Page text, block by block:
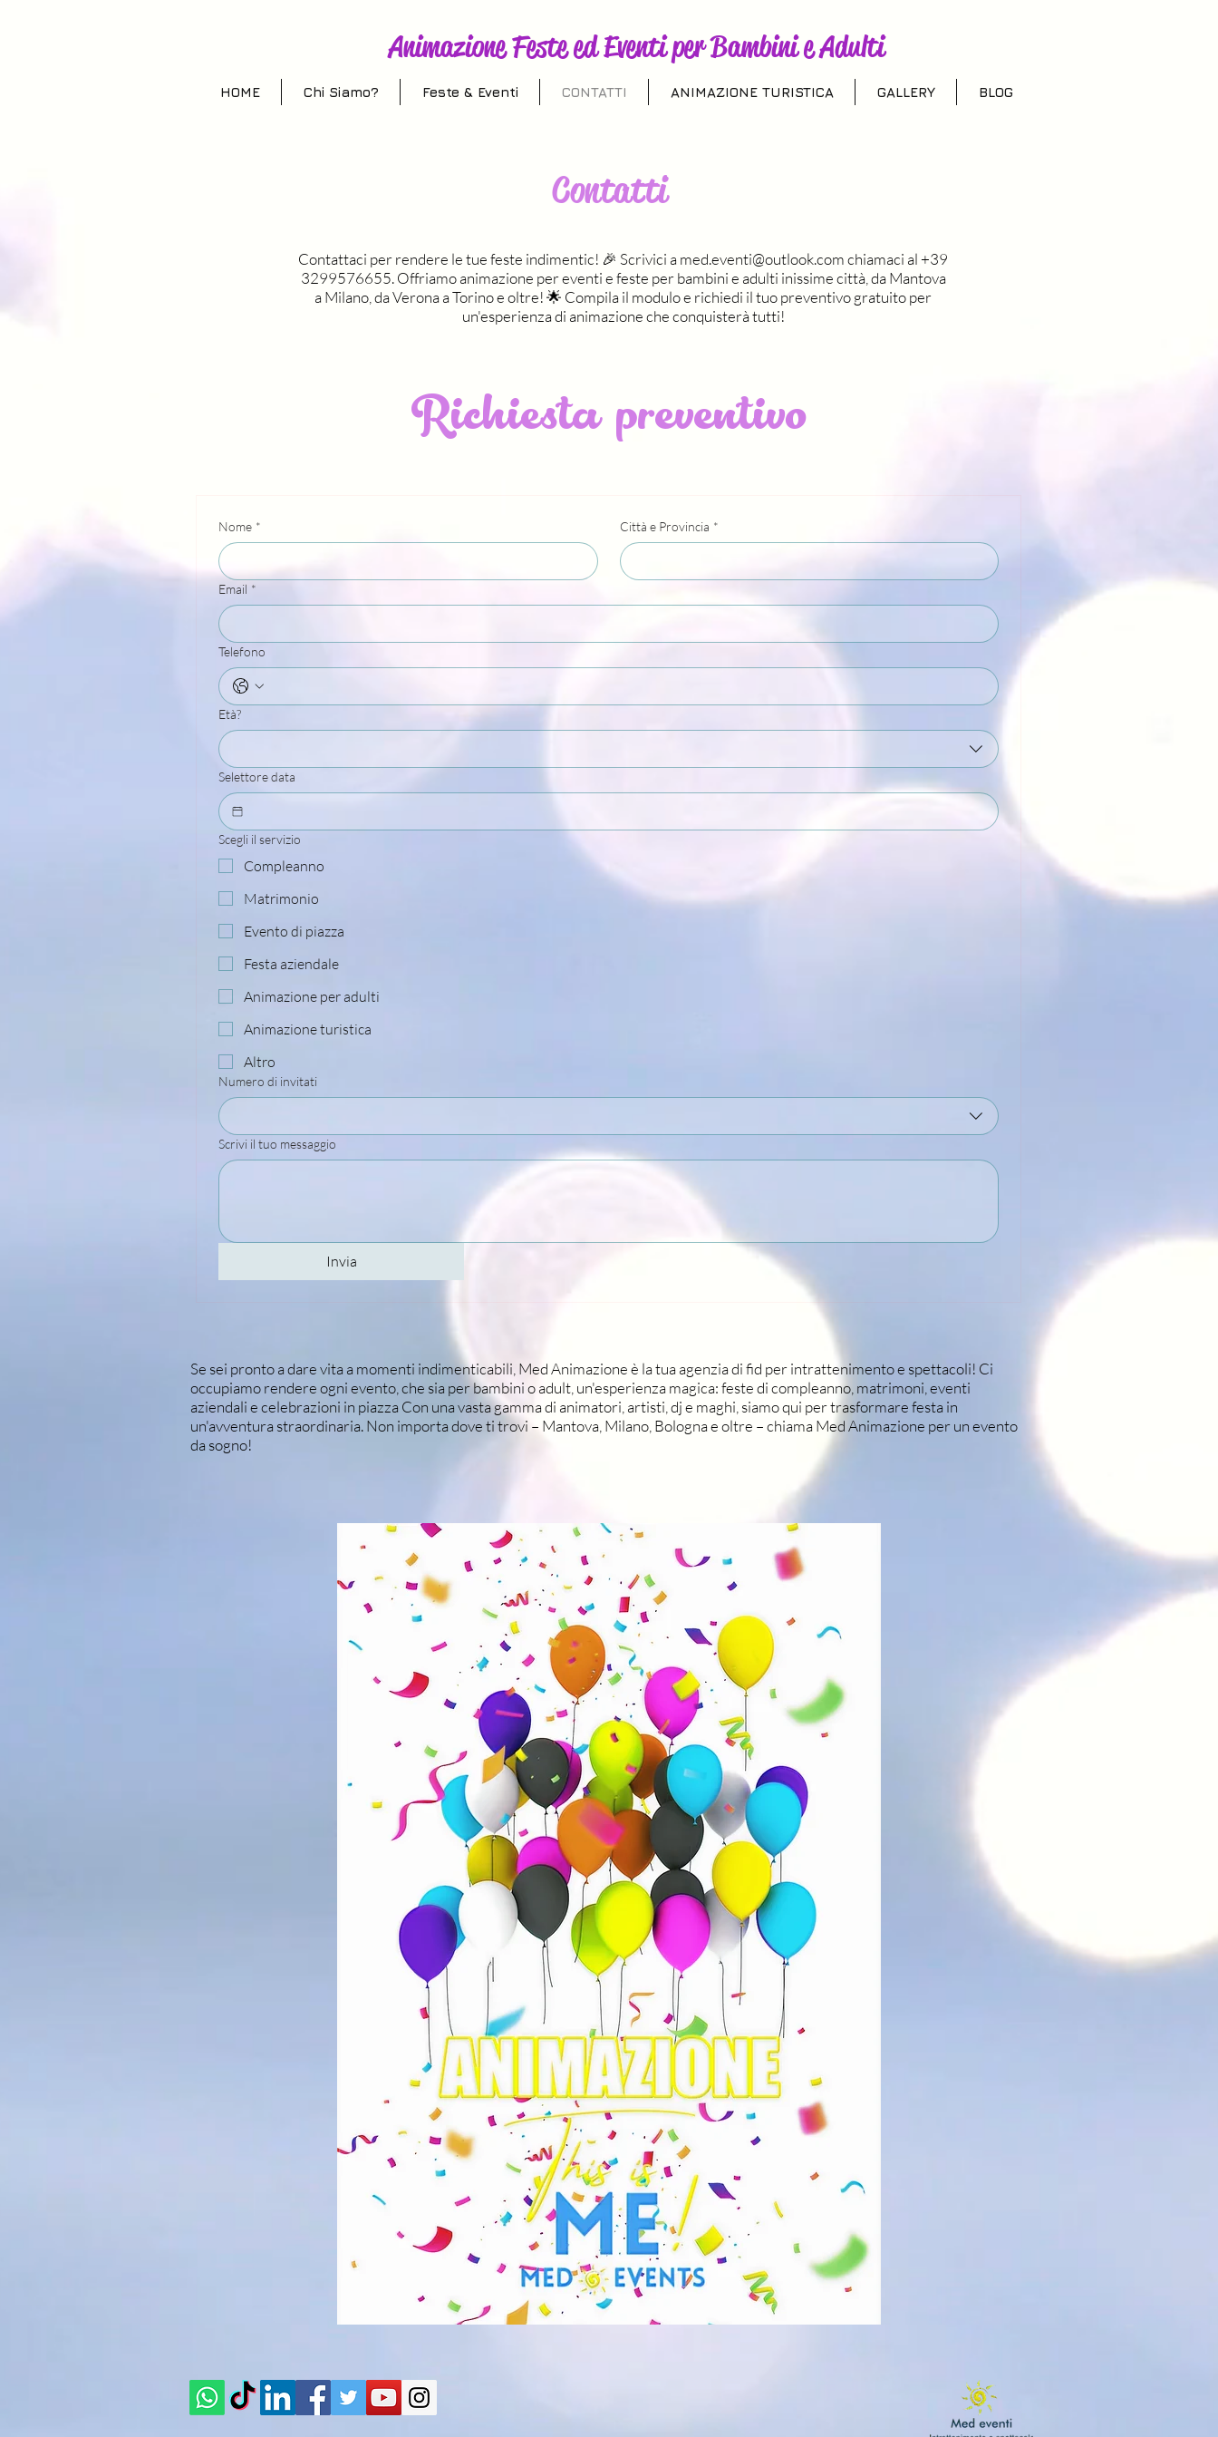
Animazione Feste ed Eventi per Bambini e Adulti
HOME Chi Siamo? Feste & Eventi CONTATTI ANIMAZIONE TURISTICA GALLERY BLOG
Contatti
Contattaci per rendere le tue feste indimentic! 🎉 Scrivici amed.eventi@outlook.comchiamaci al +39
3299576655. Offriamo animazione per eventi e feste per bambini e adulti inissime città, da Mantova
a Milano, da Verona a Torino e oltre! 🌟 Compila il modulo e richiedi il tuo preventivo gratuito per
un'esperienza di animazione che conquisterà tutti!
Richiesta preventivo
Nome * Città e Provincia *
Email *
Telefono
Età?
Selettore data
Scegli il servizio
Compleanno
Matrimonio
Evento di piazza
Festa aziendale
Animazione per adulti
Animazione turistica
Altro
Numero di invitati
Scrivi il tuo messaggio
Invia
Se sei pronto a dare vita a momenti indimenticabili, Med Animazione è la tua agenzia di fid per intrattenimento e spettacoli! Ci
occupiamo rendere ogni evento, che sia per bambini o adult, un'esperienza magica: feste di compleanno, matrimoni, eventi
aziendali e celebrazioni in piazza Con una vasta gamma di animatori, artisti, dj e maghi, siamo qui per trasformare festa in
un'avventura straordinaria. Non importa dove ti trovi – Mantova, Milano, Bologna e oltre – chiama Med Animazione per un evento
da sogno!